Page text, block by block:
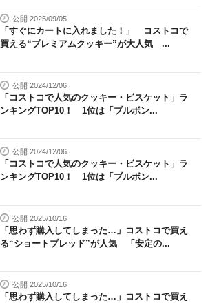
公開 2025/09/05
「すぐにカートに入れました！」 コストコで
買える“プレミアムクッキー”が大人気 ...
公開 2024/12/06
「コストコで人気のクッキー・ビスケット」ラ
ンキングTOP10！ 1位は「ブルボン...
公開 2024/12/06
「コストコで人気のクッキー・ビスケット」ラ
ンキングTOP10！ 1位は「ブルボン...
公開 2025/10/16
「思わず購入してしまった…」コストコで買え
る“ショートブレッド”が人気 「安定の...
公開 2025/10/16
「思わず購入してしまった…」コストコで買え